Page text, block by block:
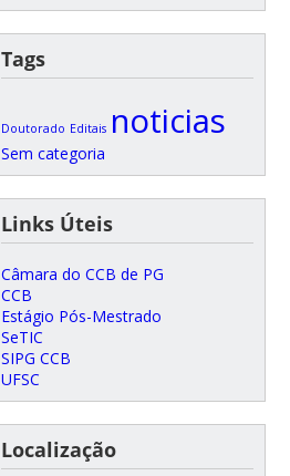
Tags
Doutorado Editais noticias
Sem categoria
Links Úteis
Câmara do CCB de PG
CCB
Estágio Pós-Mestrado
SeTIC
SIPG CCB
UFSC
Localização